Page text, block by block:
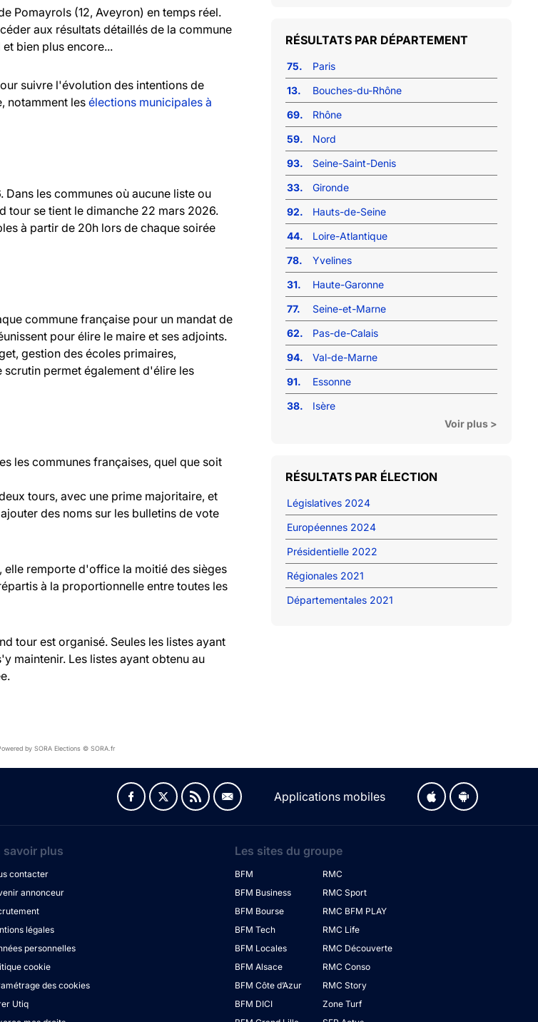
Pomayrols (12, Aveyron) en temps réel.
aux résultats détaillés de la commune
bien plus encore...
suivre l'évolution des intentions de
notamment les élections municipales à
les communes où aucune liste ou
tour se tient le dimanche 22 mars 2026.
à partir de 20h lors de chaque soirée
commune française pour un mandat de
pour élire le maire et ses adjoints.
gestion des écoles primaires,
permet également d'élire les
les communes françaises, quel que soit
tours, avec une prime majoritaire, et
des noms sur les bulletins de vote
elle remporte d'office la moitié des sièges
à la proportionnelle entre toutes les
tour est organisé. Seules les listes ayant
maintenir. Les listes ayant obtenu au
RÉSULTATS PAR DÉPARTEMENT
75.
Paris
13.
Bouches-du-Rhône
69.
Rhône
59.
Nord
93.
Seine-Saint-Denis
33.
Gironde
92.
Hauts-de-Seine
44.
Loire-Atlantique
78.
Yvelines
31.
Haute-Garonne
77.
Seine-et-Marne
62.
Pas-de-Calais
94.
Val-de-Marne
91.
Essonne
38.
Isère
Voir plus >
RÉSULTATS PAR ÉLECTION
Législatives 2024
Européennes 2024
Présidentielle 2022
Régionales 2021
Départementales 2021
by SORA Elections © SORA.fr
Applications mobiles
savoir plus
contacter
annonceur
légales
personnelles
cookie
des cookies
Utiq
Les sites du groupe
BFM
BFM Business
BFM Bourse
BFM Tech
BFM Locales
BFM Alsace
BFM Côte d’Azur
BFM DICI
RMC
RMC Sport
RMC BFM PLAY
RMC Life
RMC Découverte
RMC Conso
RMC Story
Zone Turf